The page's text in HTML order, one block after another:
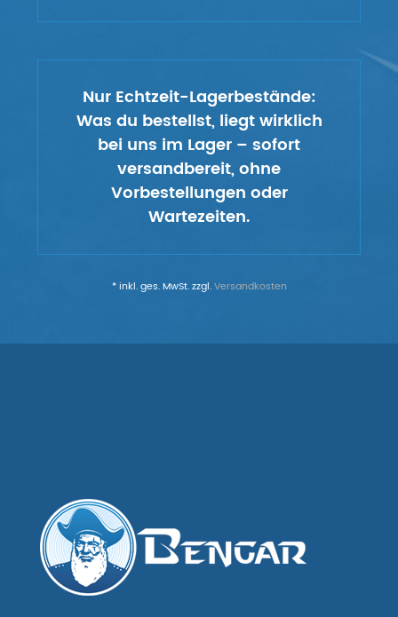
Nur Echtzeit-Lagerbestände:
Was du bestellst, liegt wirklich
bei uns im Lager – sofort
versandbereit, ohne
Vorbestellungen oder
Wartezeiten.
* inkl. ges. MwSt. zzgl.Versandkosten